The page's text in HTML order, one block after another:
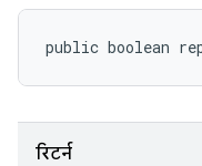
public boolean
रिटर्न